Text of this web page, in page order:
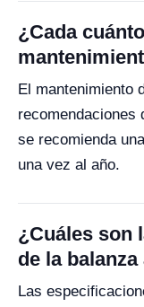
¿Cada
El mantenimiento
recomendaciones
se recomienda
una vez al año.
¿Cuáles son
de la
Las